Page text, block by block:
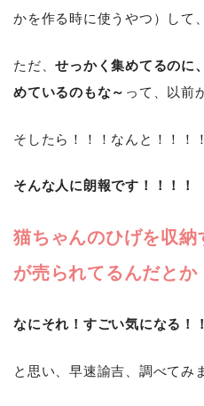
かを作る時に使うやつ）して
ただ、せっかく集めてるのに
めているのもな～ って、以前
そしたら！！！なんと！！！！
そんな人に朗報です！！！！
猫ちゃんのひげを収
が売られてるんだとか
なにそれ！すごい気になる！
と思い、早速諭吉、調べてみ